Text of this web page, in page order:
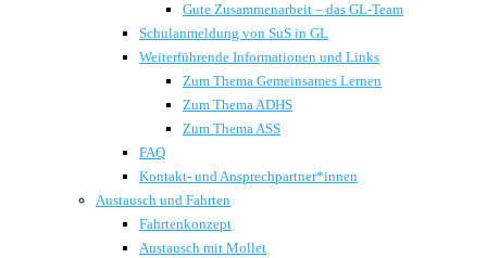
Gute Zusammenarbeit – das GL-Team
Schulanmeldung von SuS in GL
Weiterführende Informationen und Links
Zum Thema Gemeinsames Lernen
Zum Thema ADHS
Zum Thema ASS
FAQ
Kontakt- und Ansprechpartner*innen
Austausch und Fahrten
Fahrtenkonzept
Austausch mit Mollet